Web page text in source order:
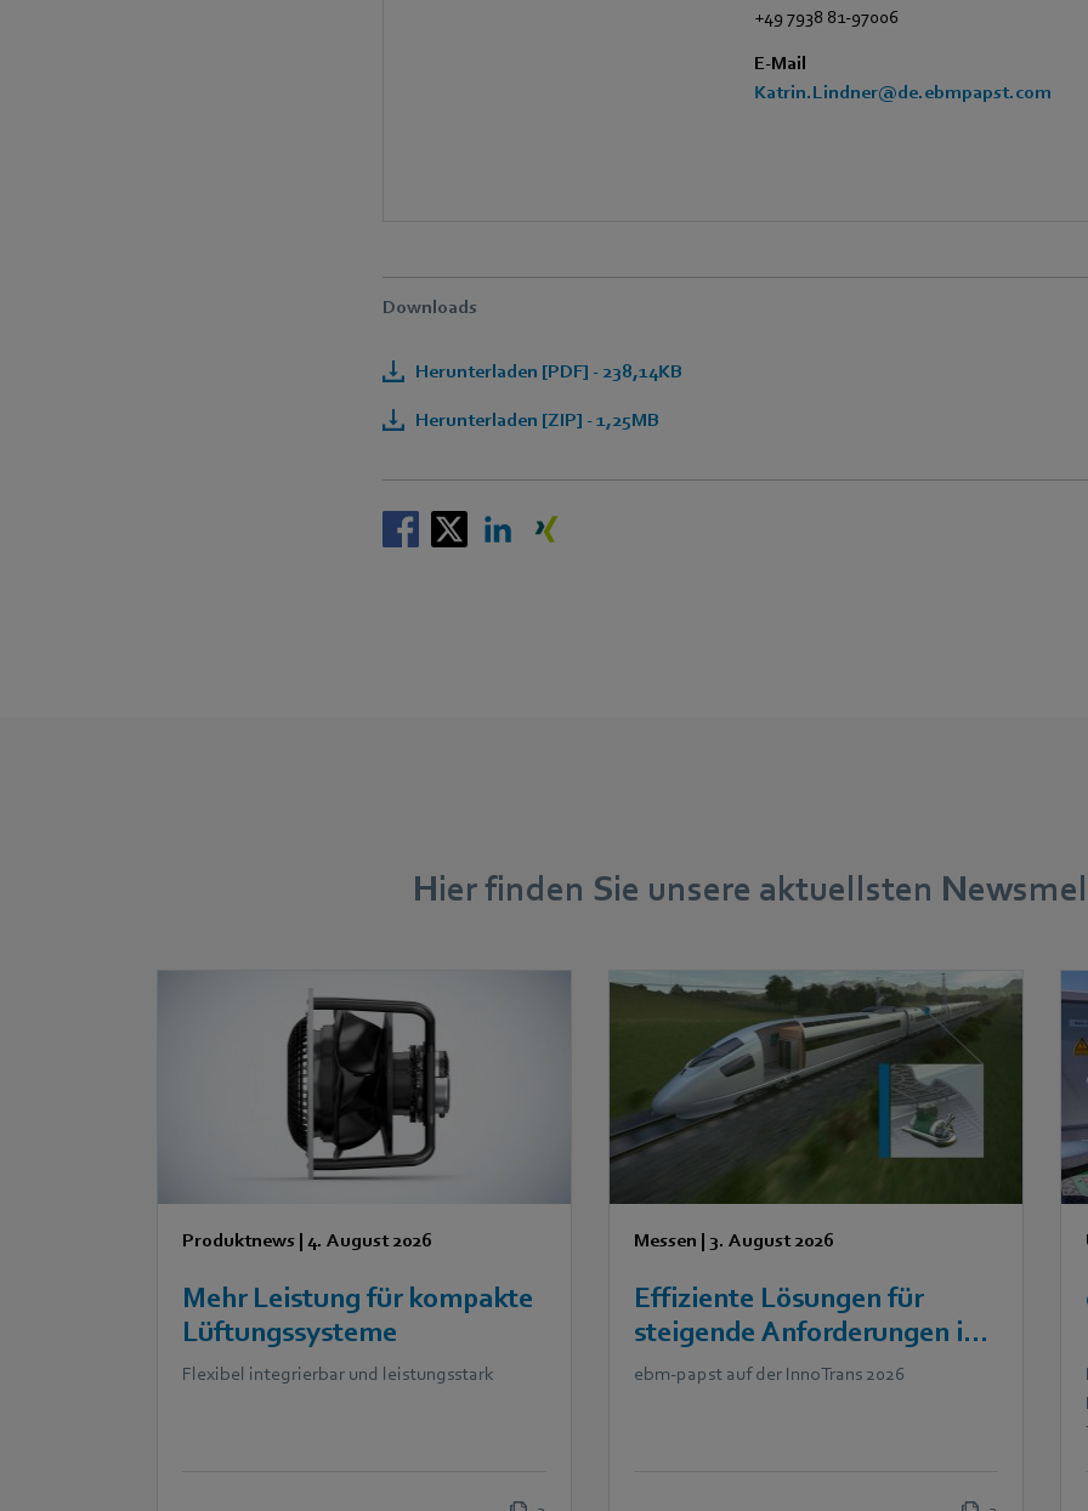
+49 7938 81-97006
E-Mail
Katrin.Lindner@de.ebmpapst.com
Downloads
Herunterladen [PDF] - 238,14KB
Herunterladen [ZIP] - 1,25MB
Hier finden Sie unsere aktuellsten
Produktnews | 4. August 2026
Mehr Leistung für kompakte
Lüftungssysteme
Flexibel integrierbar und leistungsstark
Messen | 3. August 2026
Effiziente Lösungen für
steigende Anforderungen in
der Bahntechnik
ebm‑papst auf der InnoTrans 2026